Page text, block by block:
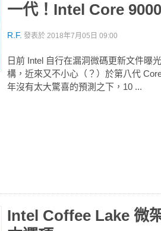
一代！Intel Core
R.F. 發表於 2018年7月05日 09:00
日前 Intel 自行在漏洞微碼更新文件曝
構，近來又不小心（？）於第八代
年沒有太大驚喜的預測之下，10 ...
Intel Coffee Lake 微